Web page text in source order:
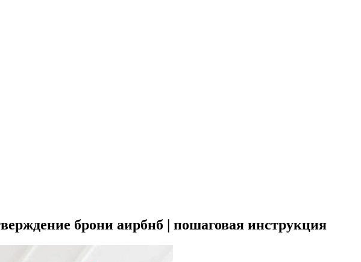
брони аирбнб | пошаговая инструкция